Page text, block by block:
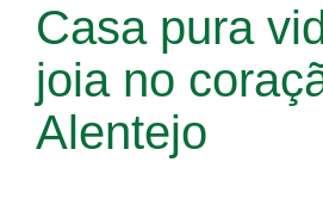
Casa pura
joia no
Alentejo